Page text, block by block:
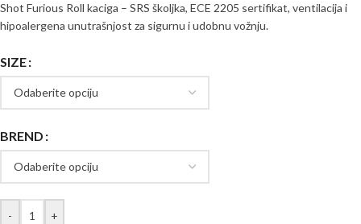
Shot Furious Roll kaciga – SRS školjka, ECE 2205 sertifikat, ventilacija i
hipoalergena unutrašnjost za sigurnu i udobnu vožnju.
SIZE
BREND
- +